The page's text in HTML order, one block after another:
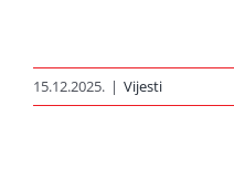
15.12.2025. | Vijesti